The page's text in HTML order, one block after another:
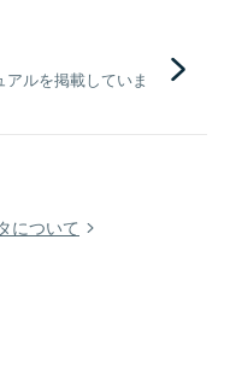
ルを掲載していま
について